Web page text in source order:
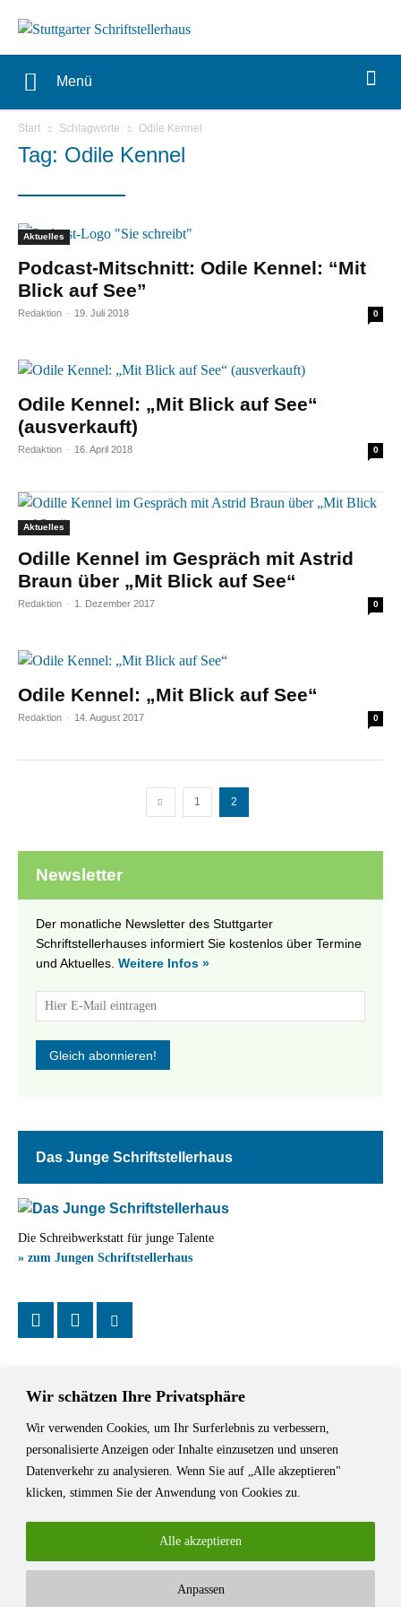
Wir schätzen Ihre Privatsphäre
Wir verwenden Cookies, um Ihr Surferlebnis zu verbessern,
personalisierte Anzeigen oder Inhalte einzusetzen und unseren
Datenverkehr zu analysieren. Wenn Sie auf „Alle akzeptieren"
klicken, stimmen Sie der Anwendung von Cookies zu.
Anpassen
Alle akzeptieren
Menü
Start Schlagworte Odile Kennel
Tag: Odile Kennel
Aktuelles
Podcast-Mitschnitt: Odile Kennel: “Mit
Blick auf See”
Redaktion - 19. Juli 2018 0
Odile Kennel: „Mit Blick auf See“
(ausverkauft)
Redaktion - 16. April 2018 0
Aktuelles
Odille Kennel im Gespräch mit Astrid
Braun über „Mit Blick auf See“
Redaktion - 1. Dezember 2017 0
Odile Kennel: „Mit Blick auf See“
Redaktion - 14. August 2017 0
1 2
Newsletter
Der monatliche Newsletter des Stuttgarter
Schriftstellerhauses informiert Sie kostenlos über Termine
und Aktuelles. Weitere Infos »
Das Junge Schriftstellerhaus
Die Schreibwerkstatt für junge Talente
» zum Jungen Schriftstellerhaus
Das Schriftstellerhaus ist ein beliebter Treffpunkt für Autorinnen und
Autoren aus Stuttgart und der Region sowie ein Veranstaltungsort für
Lesungen, Tagungen und Schreibwerkstätten.